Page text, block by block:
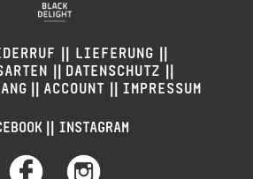
|| LIEFERUNG ||
|| DATENSCHUTZ ||
|| ACCOUNT || IMPRESSUM
|| INSTAGRAM